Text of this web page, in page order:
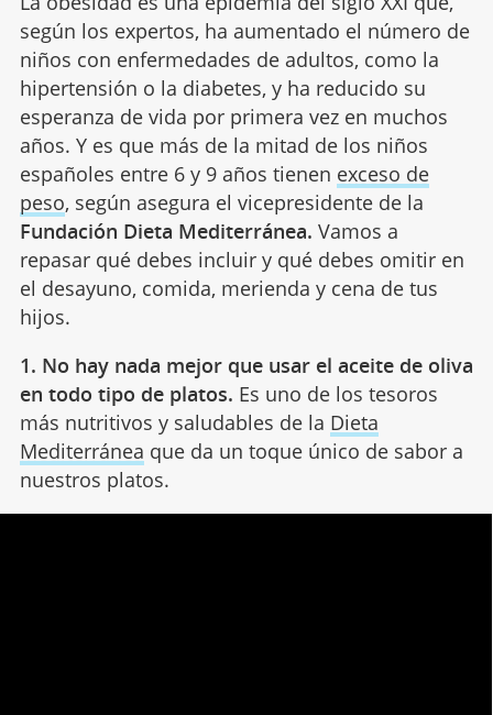
según los expertos, ha aumentado el número de
niños con enfermedades de adultos, como la
hipertensión o la diabetes, y ha reducido su
esperanza de vida por primera vez en muchos
años. Y es que más de la mitad de los niños
españoles entre 6 y 9 años tienen exceso de
peso, según asegura el vicepresidente de la
Fundación Dieta Mediterránea. Vamos a
repasar qué debes incluir y qué debes omitir en
el desayuno, comida, merienda y cena de tus
hijos.
1. No hay nada mejor que usar el aceite de oliva
en todo tipo de platos. Es uno de los tesoros
más nutritivos y saludables de la Dieta
Mediterránea que da un toque único de sabor a
nuestros platos.